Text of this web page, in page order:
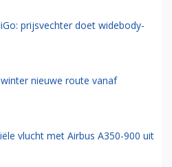
prijsvechter doet widebody-
nieuwe route vanaf
vlucht met Airbus A350-900 uit